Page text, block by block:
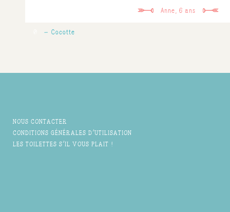
Anne, 6 ans
Cocotte
NOUS CONTACTER
CONDITIONS GÉNÉRALES D'UTILISATION
LES TOILETTES S'IL VOUS PLAIT !